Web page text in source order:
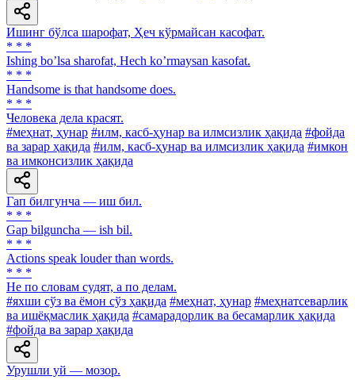
Ишинг бўлса шарофат, Ҳеч кўрмайсан касофат.
* * *
Ishing boʼlsa sharofat, Hech koʼrmaysan kasofat.
* * *
Handsome is that handsome does.
* * *
Человека дела красят.
#меҳнат, ҳунар #илм, касб-ҳунар ва илмсизлик ҳақида #фойда
ва зарар ҳақида #илм, касб-ҳунар ва илмсизлик ҳақида #имкон
ва имконсизлик ҳақида
Гап билгунча — иш бил.
* * *
Gap bilguncha — ish bil.
* * *
Actions speak louder than words.
* * *
He по словам судят, а по делам.
#яхши сўз ва ёмон сўз ҳақида #меҳнат, ҳунар #меҳнатсеварлик
ва ишёқмаслик ҳақида #самарадорлик ва бесамарлик ҳақида
#фойда ва зарар ҳақида
Урушли уй — мозор.